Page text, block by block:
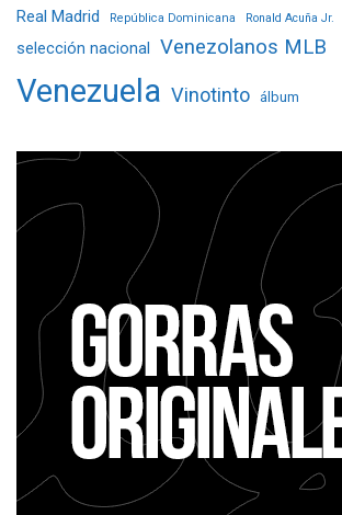
Real Madrid República Dominicana Ronald Acuña Jr.
selección nacional Venezolanos MLB
Venezuela Vinotinto álbum